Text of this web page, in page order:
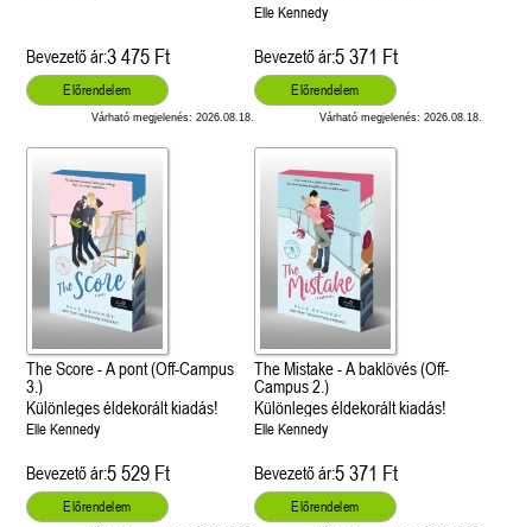
Bevezető ár:3 475 Ft
Előrendelem
Várható megjelenés: 2026.08.18.
Elle Kennedy
Bevezető ár:5 371 Ft
Előrendelem
Várható megjelenés: 2026.08.18.
The Score - A pont (Off-Campus
3.)
Különleges éldekorált kiadás!
Elle Kennedy
Bevezető ár:5 529 Ft
Előrendelem
The Mistake - A baklövés (Off-
Campus 2.)
Különleges éldekorált kiadás!
Elle Kennedy
Bevezető ár:5 371 Ft
Előrendelem